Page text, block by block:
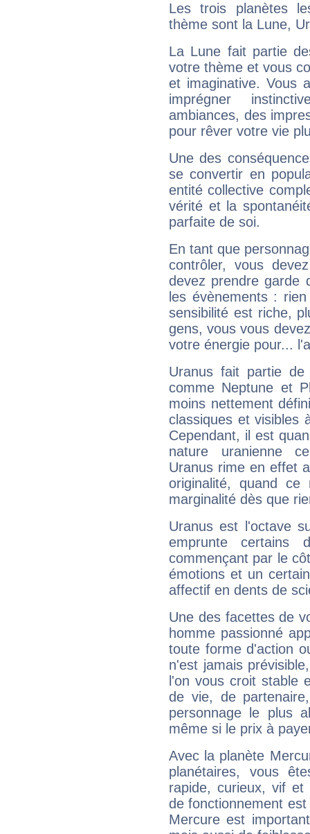
Les trois planètes
thème sont la Lune,
La Lune fait partie
votre thème et vous
et imaginative. Vous
imprégner
ambiances, des
pour rêver votre vie
Une des
se convertir en
entité collective
vérité et la
parfaite de soi.
En tant que
contrôler, vous
devez prendre garde
les évènements :
sensibilité est riche,
gens, vous vous
votre énergie pour...
Uranus fait partie
comme Neptune et
moins nettement
classiques et visibles
Cependant, il est
nature uranienne
Uranus rime en effet
originalité, quand ce
marginalité dès que
Uranus est l'octave
emprunte
commençant par le
émotions et un
affectif en dents de
Une des facettes de
homme passionné
toute forme d'action
n'est jamais
l'on vous croit stable
de vie, de
personnage le plus
même si le prix à
Avec la planète
planétaires, vous
rapide, curieux, vif et
de fonctionnement
Mercure est